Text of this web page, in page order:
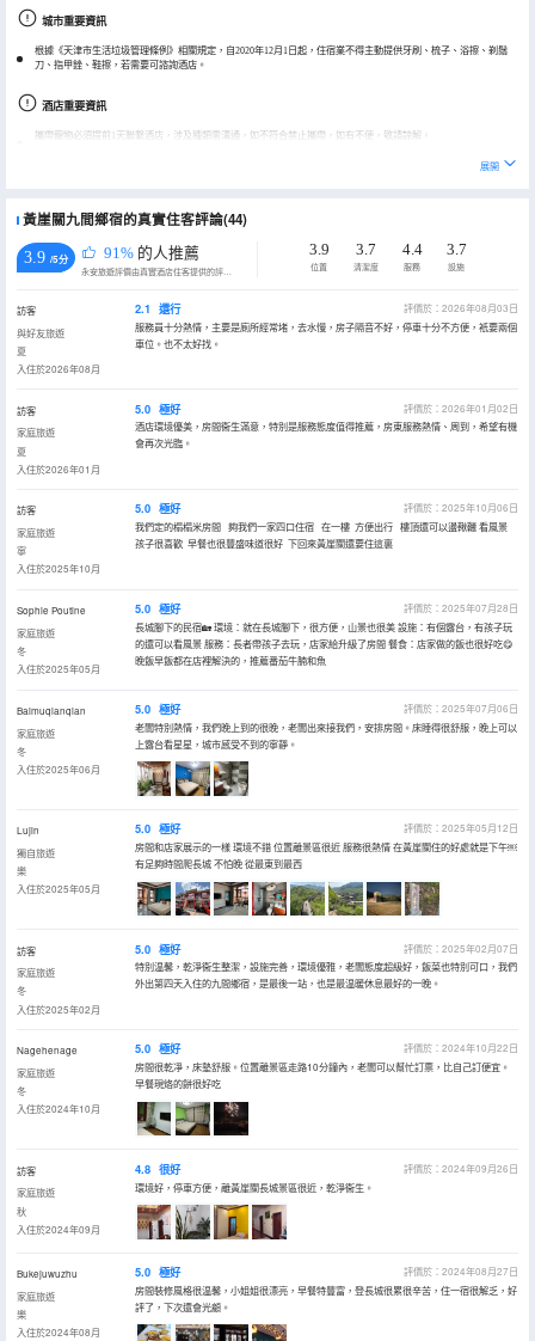
城市重要資訊
根據《天津市生活垃圾管理條例》相關規定，自2020年12月1日起，住宿業不得主動提供牙刷、梳子、浴擦、剃鬚
刀、指甲銼、鞋擦，若需要可諮詢酒店。
酒店重要資訊
攜帶寵物必須提前1天聯繫酒店，涉及種類需溝通，如不符合禁止攜帶，如有不便，敬請諒解。
展開
黃崖關九間鄉宿的真實住客評論(44)
3.9 /5分 91% 的人推薦
永安旅遊評價由真實酒店住客提供的評價。
3.9
位置
3.7
清潔度
4.4
服務
3.7
設施
訪客
與好友旅遊
夏
入住於2026年08月
2.1 還行
評價於：2026年08月03日
服務員十分熱情，主要是廁所經常堵，去水慢，房子隔音不好，停車十分不方便，衹要兩個
車位。也不太好找。
訪客
家庭旅遊
夏
入住於2026年01月
5.0 極好
評價於：2026年01月02日
酒店環境優美，房間衞生滿意，特別是服務態度值得推薦，房東服務熱情、周到，希望有機
會再次光臨。
訪客
家庭旅遊
寧
入住於2025年10月
5.0 極好
評價於：2025年10月06日
我們定的榻榻米房間 夠我們一家四口住宿 在一樓 方便出行 樓頂還可以盪鞦韆 看風景
孩子很喜歡 早餐也很豐盛味道很好 下回來黃崖關還要住這裏
Sophie Poutine
家庭旅遊
冬
入住於2025年05月
5.0 極好
評價於：2025年07月28日
長城腳下的民宿🏡 環境：就在長城腳下，很方便，山景也很美 設施：有個露台，有孩子玩
的還可以看風景 服務：長者帶孩子去玩，店家給升級了房間 餐食：店家做的飯也很好吃😋
晚飯早飯都在店裡解決的，推薦番茄牛腩和魚
Baimuqianqian
家庭旅遊
冬
入住於2025年06月
5.0 極好
評價於：2025年07月06日
老闆特別熱情，我們晚上到的很晚，老闆出來接我們，安排房間。床睡得很舒服，晚上可以
上露台看星星，城市感受不到的寧靜。
Lujin
獨自旅遊
樂
入住於2025年05月
5.0 極好
評價於：2025年05月12日
房間和店家展示的一樣 環境不錯 位置離景區很近 服務很熱情 在黃崖關住的好處就是下午￼
有足夠時間爬長城 不怕晚 從最東到最西
訪客
家庭旅遊
冬
入住於2025年02月
5.0 極好
評價於：2025年02月07日
特別温馨，乾淨衞生整潔，設施完善，環境優雅，老闆態度超級好，飯菜也特別可口，我們
外出第四天入住的九間鄉宿，是最後一站，也是最温暖休息最好的一晚。
Nagehenage
家庭旅遊
冬
入住於2024年10月
5.0 極好
評價於：2024年10月22日
房間很乾凈，床墊舒服。位置離景區走路10分鐘內，老闆可以幫忙訂票，比自己訂便宜。
早餐現烙的餅很好吃
訪客
家庭旅遊
秋
入住於2024年09月
4.8 很好
評價於：2024年09月26日
環境好，停車方便，離黃崖關長城景區很近，乾淨衞生。
Bukejuwuzhu
家庭旅遊
樂
入住於2024年08月
5.0 極好
評價於：2024年08月27日
房間裝修風格很温馨，小姐姐很漂亮，早餐特豐富，登長城很累很辛苦，住一宿很解乏，好
評了，下次還會光顧。